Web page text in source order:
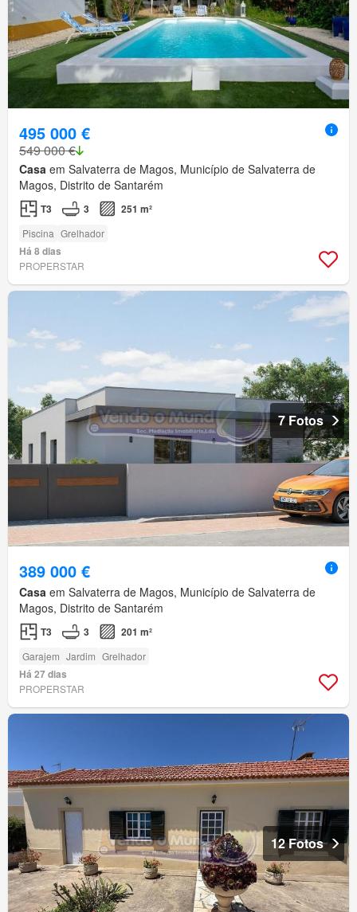
495 000 €
549 000 €
Casa em Salvaterra de Magos, Município de Salvaterra de
Magos, Distrito de Santarém
T3 3 251 m²
Piscina Grelhador
Há 8 dias
PROPERSTAR
7 Fotos
389 000 €
Casa em Salvaterra de Magos, Município de Salvaterra de
Magos, Distrito de Santarém
T3 3 201 m²
Garajem Jardim Grelhador
Há 27 dias
PROPERSTAR
12 Fotos